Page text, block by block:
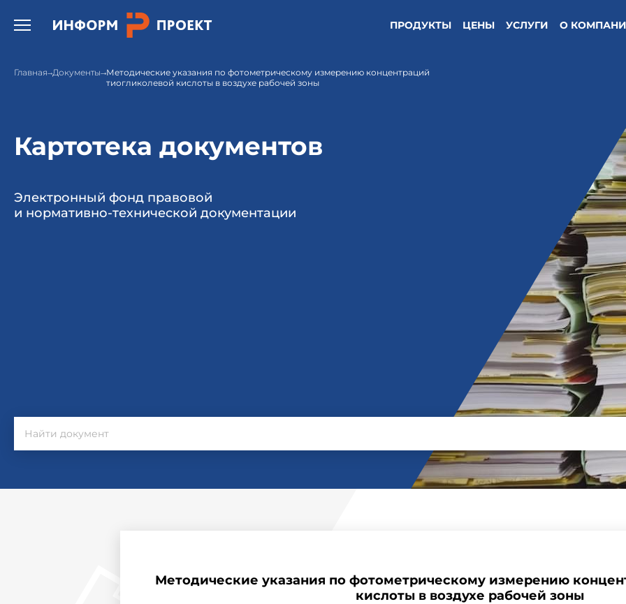
Открыть бургер меню. ПРОДУКТЫ ЦЕНЫ УСЛУГИ О
Главная Документы Методические указания по фотометрическому измерению концентраций
тиогликолевой кислоты в воздухе рабочей зоны
Картотека документов
Электронный фонд правовой
и нормативно-технической документации
Методические указания по фотометрическому измерению
кислоты в воздухе рабочей зоны